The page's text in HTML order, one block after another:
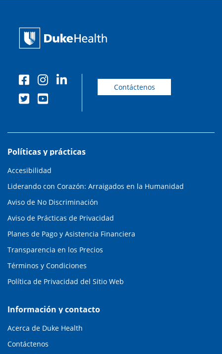
Contáctenos
Políticas y prácticas
Accesibilidad
Liderando con Corazón: Arraigados en la Humanidad
Aviso de No Discriminación
Aviso de Prácticas de Privacidad
Planes de Pago y Asistencia Financiera
Transparencia en los Precios
Términos y Condiciones
Política de Privacidad del Sitio Web
Información y contacto
Acerca de Duke Health
Contáctenos